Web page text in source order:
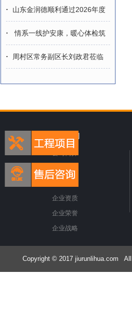
润德—金润德“
· 山东金润德顺利通过2026年度
售后服务体
· 情系一线护安康，暖心体检筑
健康 —山东
· 周村区常务副区长刘政君莅临
关于我们
发展历程
企业资质
企业荣誉
企业战略
Copyright © 2017 jiurunlihua.com